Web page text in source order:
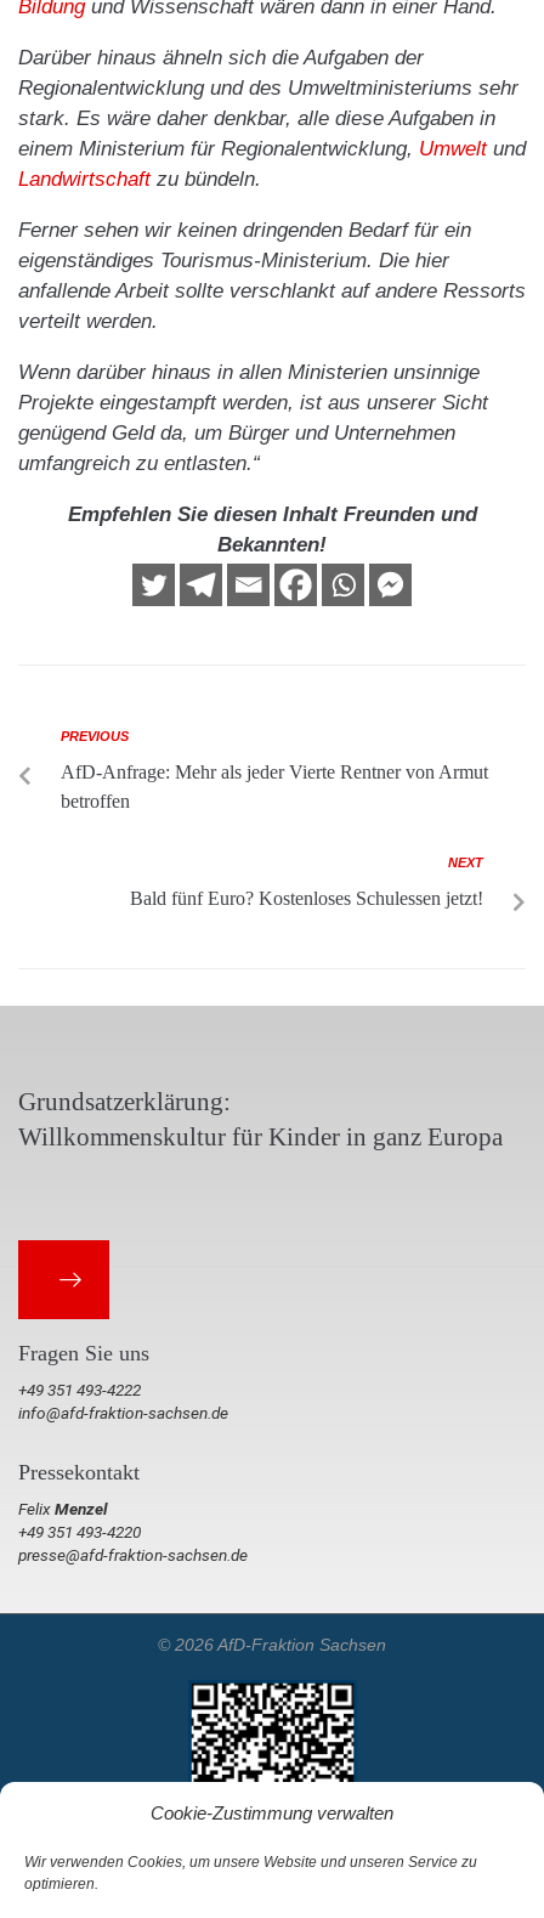
Cookie-Zustimmung verwalten
Wir verwenden Cookies, um unsere Website und unseren Service zu
optimieren.
Bildungund Wissenschaft wären dann in einer Hand.
Darüber hinaus ähneln sich die Aufgaben der
Regionalentwicklung und des Umweltministeriums sehr
stark. Es wäre daher denkbar, alle diese Aufgaben in
einem Ministerium für Regionalentwicklung, Umweltund
Landwirtschaftzu bündeln.
Ferner sehen wir keinen dringenden Bedarf für ein
eigenständiges Tourismus-Ministerium. Die hier
anfallende Arbeit sollte verschlankt auf andere Ressorts
verteilt werden.
Wenn darüber hinaus in allen Ministerien unsinnige
Projekte eingestampft werden, ist aus unserer Sicht
genügend Geld da, um Bürger und Unternehmen
umfangreich zu entlasten.“
Empfehlen Sie diesen Inhalt Freunden und
Bekannten!
PREVIOUS
AfD-Anfrage: Mehr als jeder Vierte Rentner von Armut
betroffen
NEXT
Bald fünf Euro? Kostenloses Schulessen jetzt!
Grundsatzerklärung:
Willkommenskultur für Kinder in ganz Europa
Fragen Sie uns
+49 351 493-4222
info@afd-fraktion-sachsen.de
Pressekontakt
FelixMenzel
+49 351 493-4220
presse@afd-fraktion-sachsen.de
© 2026 AfD-Fraktion Sachsen